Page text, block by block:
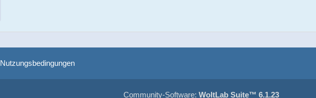
Nutzungsbedingungen
Community-Software: WoltLab Suite™ 6.1.23